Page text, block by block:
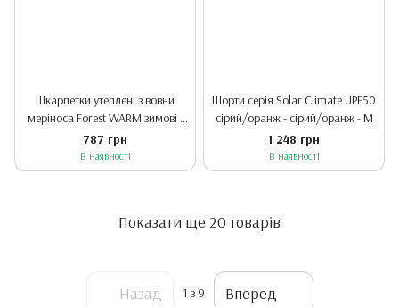
Шкарпетки утеплені з вовни
меріноса Forest WARM зимові -
коричнево-оливковий - 39-42
787 грн
В наявності
Шорти серія Solar Climate UPF50
сірий/оранж - сірий/оранж - M
1 248 грн
В наявності
Показати ще 20 товарів
Назад 1 з 9 Вперед